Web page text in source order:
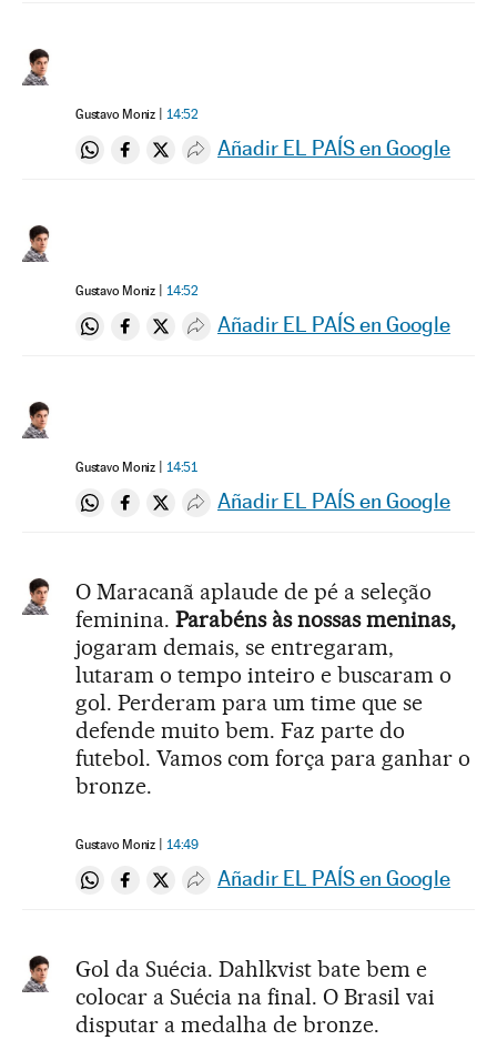
Gustavo Moniz 14:52
Compartir en Whatsapp
Compartir en Facebook
Compartir en Twitter
Desplegar Redes Sociales
Añadir EL PAÍS en Google
Gustavo Moniz 14:52
Compartir en Whatsapp
Compartir en Facebook
Compartir en Twitter
Desplegar Redes Sociales
Añadir EL PAÍS en Google
Gustavo Moniz 14:51
Compartir en Whatsapp
Compartir en Facebook
Compartir en Twitter
Desplegar Redes Sociales
Añadir EL PAÍS en Google
O Maracanã aplaude de pé a seleção
feminina. Parabéns às nossas meninas,
jogaram demais, se entregaram,
lutaram o tempo inteiro e buscaram o
gol. Perderam para um time que se
defende muito bem. Faz parte do
futebol. Vamos com força para ganhar o
bronze.
Gustavo Moniz 14:49
Compartir en Whatsapp
Compartir en Facebook
Compartir en Twitter
Desplegar Redes Sociales
Añadir EL PAÍS en Google
Gol da Suécia. Dahlkvist bate bem e
colocar a Suécia na final. O Brasil vai
disputar a medalha de bronze.